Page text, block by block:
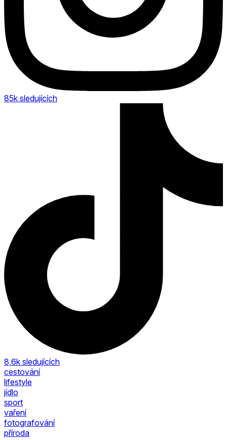
85k sledujících
8,6k sledujících
cestování
lifestyle
jídlo
sport
vaření
fotografování
příroda